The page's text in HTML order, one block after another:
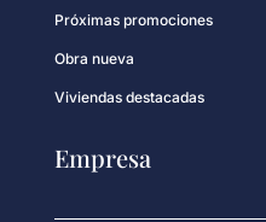
Próximas promociones
Obra nueva
Viviendas destacadas
Empresa